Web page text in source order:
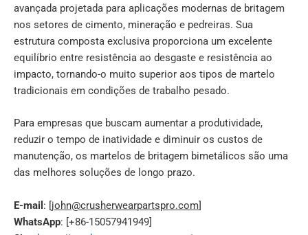
avançada projetada para aplicações modernas de britagem
nos setores de cimento, mineração e pedreiras. Sua
estrutura composta exclusiva proporciona um excelente
equilíbrio entre resistência ao desgaste e resistência ao
impacto, tornando-o muito superior aos tipos de martelo
tradicionais em condições de trabalho pesado.
Para empresas que buscam aumentar a produtividade,
reduzir o tempo de inatividade e diminuir os custos de
manutenção, os martelos de britagem bimetálicos são uma
das melhores soluções de longo prazo.
E-mail : [john@crusherwearpartspro.com]
WhatsApp: [+86-15057941949]